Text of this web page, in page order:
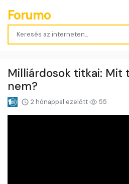
Forumo
Milliárdosok titkai: Mit
nem?
2 hónappal ezelőtt 55